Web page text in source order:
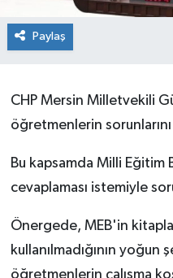
Paylaş
CHP Mersin Milletvekili
öğretmenlerin
Bu kapsamda Milli Eğitim
cevaplaması istemiyle
Önergede, MEB'in
kullanılmadığının
öğretmenlerin çalışma